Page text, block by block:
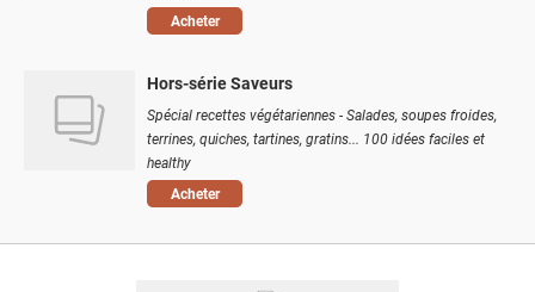
Acheter
Hors-série Saveurs
Spécial recettes végétariennes - Salades, soupes froides,
terrines, quiches, tartines, gratins... 100 idées faciles et
healthy
Acheter